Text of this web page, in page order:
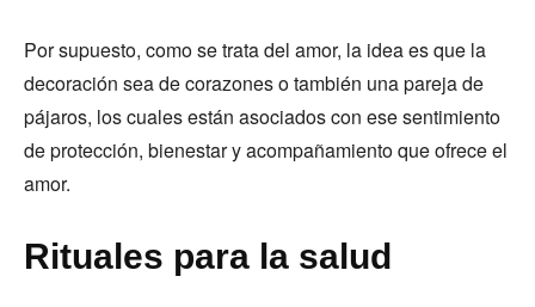
Por supuesto, como se trata del amor, la idea es que la
decoración sea de corazones o también una pareja de
pájaros, los cuales están asociados con ese sentimiento
de protección, bienestar y acompañamiento que ofrece el
amor.
Rituales para la salud